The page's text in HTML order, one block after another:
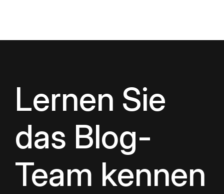
Lernen Sie
das Blog-
Team kennen